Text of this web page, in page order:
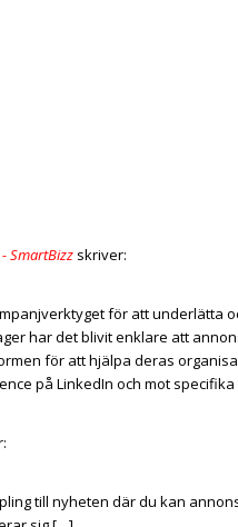
SmartBizz skriver:
för att underlätta
har det blivit enklare att
för att hjälpa deras
på LinkedIn och mot
till nyheten där du kan